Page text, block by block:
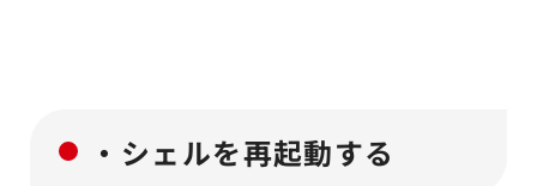
・シェルを再起動する